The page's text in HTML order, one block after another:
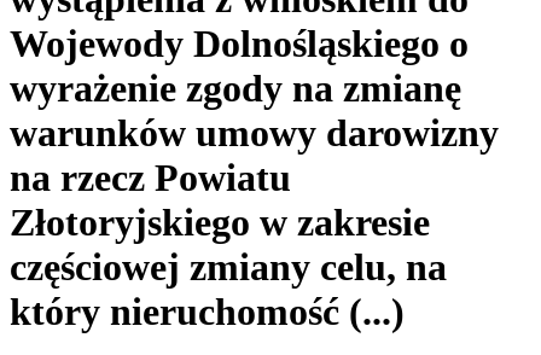
Wojewody Dolnośląskiego o
wyrażenie zgody na zmianę
warunków umowy darowizny
na rzecz Powiatu
Złotoryjskiego w zakresie
częściowej zmiany celu, na
który nieruchomość (...)